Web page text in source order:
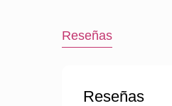
Reseñas
Reseñas